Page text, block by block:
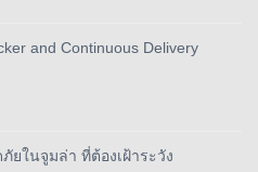
and Continuous Delivery
ยในจูมล่า ที่ต้องเฝ้าระวัง